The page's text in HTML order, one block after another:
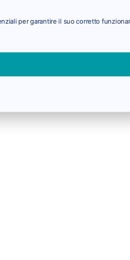
per garantire il suo corretto